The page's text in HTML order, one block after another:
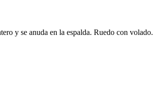
y se anuda en la espalda. Ruedo con volado.